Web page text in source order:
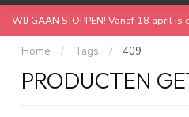
WIJ GAAN STOPPEN! Vanaf 18 april
Home / Tags / 409
PRODUCTEN